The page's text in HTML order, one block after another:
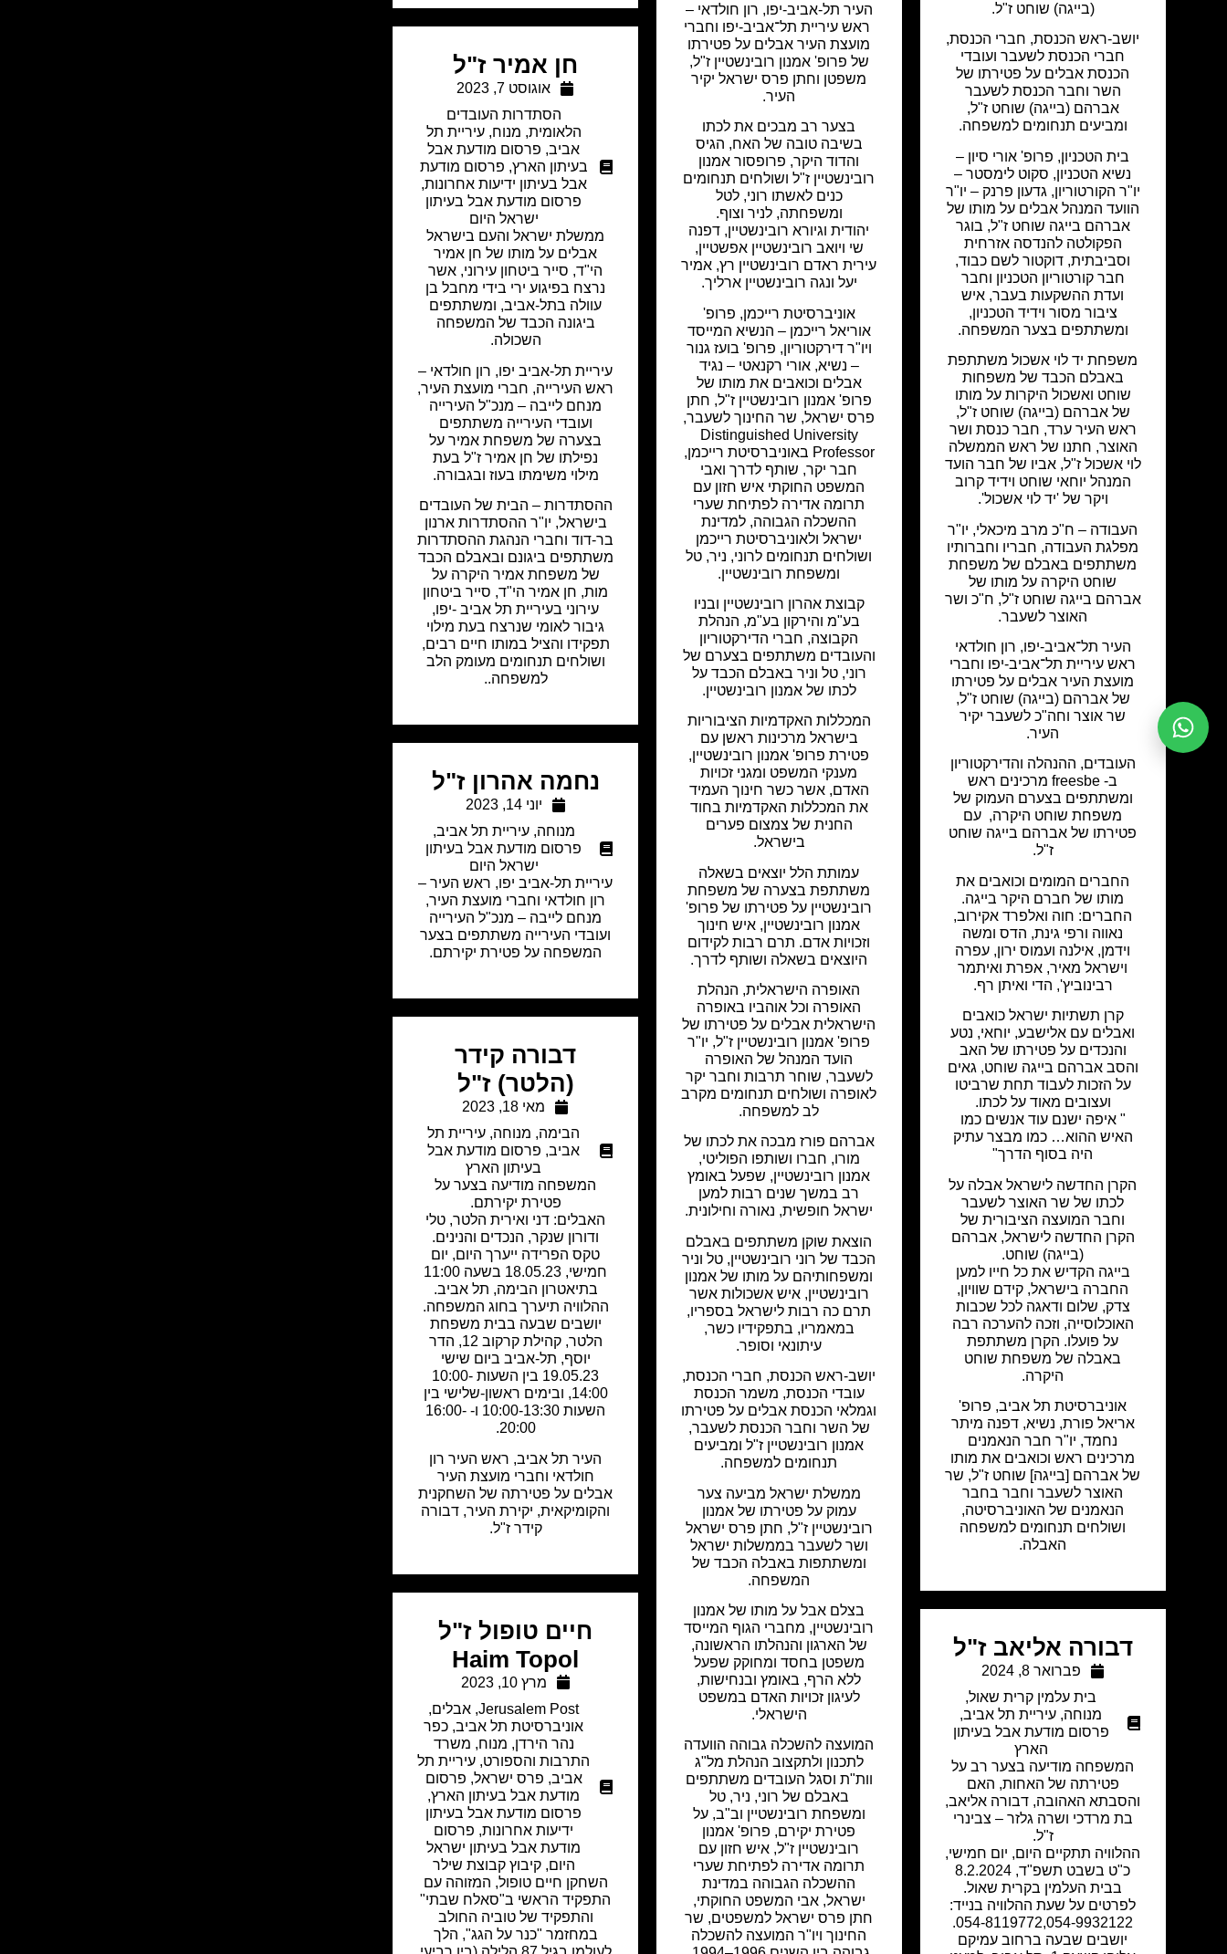
(בייגה) שוחט ז"ל.
יושב-ראש הכנסת, חברי הכנסת,
חברי הכנסת לשעבר ועובדי
הכנסת אבלים על פטירתו של
השר וחבר הכנסת לשעבר
אברהם (בייגה) שוחט ז"ל,
ומביעים תנחומים למשפחה.
בית הטכניון, פרופ' אורי סיון –
נשיא הטכניון, סקוט לימסטר –
יו"ר הקורטוריון, גדעון פרנק – יו"ר
הוועד המנהל אבלים על מותו של
אברהם בייגה שוחט ז"ל, בוגר
הפקולטה להנדסה אזרחית
וסביבתית, דוקטור לשם כבוד,
חבר קורטוריון הטכניון וחבר
ועדת ההשקעות בעבר, איש
ציבור מסור וידיד הטכניון,
ומשתתפים בצער המשפחה.
משפחת יד לוי אשכול משתתפת
באבלם הכבד של משפחות
שוחט ואשכול היקרות על מותו
של אברהם (בייגה) שוחט ז"ל,
ראש העיר ערד, חבר כנסת ושר
האוצר, חתנו של ראש הממשלה
לוי אשכול ז"ל, אביו של חבר הועד
המנהל יוחאי שוחט וידיד קרוב
ויקר של 'יד לוי אשכול'.
העבודה – ח"כ מרב מיכאלי, יו"ר
מפלגת העבודה, חבריו וחברותיו
משתתפים באבלם של משפחת
שוחט היקרה על מותו של
אברהם בייגה שוחט ז"ל, ח"כ ושר
האוצר לשעבר.
העיר תל־אביב-יפו, רון חולדאי
ראש עיריית תל־אביב-יפו וחברי
מועצת העיר אבלים על פטירתו
של אברהם (בייגה) שוחט ז"ל,
שר אוצר וחה"כ לשעבר יקיר
העיר.
העובדים, ההנהלה והדירקטוריון
ב- freesbe מרכינים ראש
ומשתתפים בצערם העמוק של
משפחת שוחט היקרה, עם
פטירתו של אברהם בייגה שוחט
ז"ל.
החברים המומים וכואבים את
מותו של חברם היקר בייגה.
החברים: חוה ואלפרד אקירוב,
נאווה ורפי גינת, הדס ומשה
וידמן, אילנה ועמוס ירון, עפרה
וישראל מאיר, אפרת ואיתמר
רבינוביץ', הדי ואיתן רף.
קרן תשתיות ישראל כואבים
ואבלים עם אלישבע, יוחאי, נטע
והנכדים על פטירתו של האב
והסב אברהם בייגה שוחט, גאים
על הזכות לעבוד תחת שרביטו
ועצובים מאוד על לכתו.
" איפה ישנם עוד אנשים כמו
האיש ההוא… כמו מבצר עתיק
היה בסוף הדרך"
הקרן החדשה לישראל אבלה על
לכתו של שר האוצר לשעבר
וחבר המועצה הציבורית של
הקרן החדשה לישראל, אברהם
(בייגה) שוחט.
בייגה הקדיש את כל חייו למען
החברה בישראל, קידם שוויון,
צדק, שלום ודאגה לכל שכבות
האוכלוסייה, וזכה להערכה רבה
על פועלו. הקרן משתתפת
באבלה של משפחת שוחט
היקרה.
אוניברסיטת תל אביב, פרופ'
אריאל פורת, נשיא, דפנה מיתר
נחמד, יו"ר חבר הנאמנים
מרכינים ראש וכואבים את מותו
של אברהם [בייגה] שוחט ז"ל, שר
האוצר לשעבר וחבר בחבר
הנאמנים של האוניברסיטה,
ושולחים תנחומים למשפחה
האבלה.
דבורה אליאב ז"ל
פברואר 8, 2024
בית עלמין קרית שאול,
מנוחה, עיריית תל אביב,
פרסום מודעת אבל בעיתון
הארץ
המשפחה מודיעה בצער רב על
פטירתה של האחות, האם
והסבתא האהובה, דבורה אליאב,
בת מרדכי ושרה גלזר – צבינרי
ז"ל.
ההלוויה תתקיים היום, יום חמישי,
כ"ט בשבט תשפ"ד, 8.2.2024
בבית העלמין בקרית שאול.
לפרטים על שעת ההלוויה בנייד:
054-8119772,054-9932122.
יושבים שבעה ברחוב עמיקם
העיר תל-אביב-יפו, רון חולדאי –
ראש עיריית תל־אביב-יפו וחברי
מועצת העיר אבלים על פטירתו
של פרופ' אמנון רובינשטיין ז"ל,
משפטן וחתן פרס ישראל יקיר
העיר.
בצער רב מבכים את לכתו
בשיבה טובה של האח, הגיס
והדוד היקר, פרופסור אמנון
רובינשטיין ז"ל ושולחים תנחומים
כנים לאשתו רוני, לטל
ומשפחתה, לניר וצוף.
יהודית וגיורא רובינשטיין, דפנה
שי ויואב רובינשטיין אפשטיין,
עירית ראדם רובינשטיין רץ, אמיר
יעל ונגה רובינשטיין ארליך.
אוניברסיטת רייכמן, פרופ'
אוריאל רייכמן – הנשיא המייסד
ויו"ר דירקטוריון, פרופ' בועז גנור
– נשיא, אורי רקנאטי – נגיד
אבלים וכואבים את מותו של
פרופ' אמנון רובינשטיין ז"ל, חתן
פרס ישראל, שר החינוך לשעבר,
Distinguished University
Professor באוניברסיטת רייכמן,
חבר יקר, שותף לדרך ואבי
המשפט החוקתי איש חזון עם
תרומה אדירה לפתיחת שערי
ההשכלה הגבוהה, למדינת
ישראל ולאוניברסיטת רייכמן
ושולחים תנחומים לרוני, ניר, טל
ומשפחת רובינשטיין.
קבוצת אהרון רובינשטיין ובניו
בע"מ והירקון בע"מ, הנהלת
הקבוצה, חברי הדירקטוריון
והעובדים משתתפים בצערם של
רוני, טל וניר באבלם הכבד על
לכתו של אמנון רובינשטיין.
המכללות האקדמיות הציבוריות
בישראל מרכינות ראשן עם
פטירת פרופ' אמנון רובינשטיין,
מענקי המשפט ומגני זכויות
האדם, אשר כשר חינוך העמיד
את המכללות האקדמיות בחוד
החנית של צמצום פערים
בישראל.
עמותת הלל יוצאים בשאלה
משתתפת בצערה של משפחת
רובינשטיין על פטירתו של פרופ'
אמנון רובינשטיין, איש חינוך
וזכויות אדם. תרם רבות לקידום
היוצאים בשאלה ושותף לדרך.
האופרה הישראלית, הנהלת
האופרה וכל אוהביו באופרה
הישראלית אבלים על פטירתו של
פרופ' אמנון רובינשטיין ז"ל, יו"ר
הועד המנהל של האופרה
לשעבר, שוחר תרבות וחבר יקר
לאופרה ושולחים תנחומים מקרב
לב למשפחה.
אברהם פורז מבכה את לכתו של
מורו, חברו ושותפו הפוליטי,
אמנון רובינשטיין, שפעל באומץ
רב במשך שנים רבות למען
ישראל חופשית, נאורה וחילונית.
הוצאת שוקן משתתפים באבלם
הכבד של רוני רובינשטיין, טל וניר
ומשפחותיהם על מותו של אמנון
רובינשטיין, איש אשכולות אשר
תרם כה רבות לישראל בספריו,
במאמריו, בתפקידיו כשר,
עיתונאי וסופר.
יושב-ראש הכנסת, חברי הכנסת,
עובדי הכנסת, משמר הכנסת
וגמלאי הכנסת אבלים על פטירתו
של השר וחבר הכנסת לשעבר,
אמנון רובינשטיין ז"ל ומביעים
תנחומים למשפחה.
ממשלת ישראל מביעה צער
עמוק על פטירתו של אמנון
רובינשטיין ז"ל, חתן פרס ישראל
ושר לשעבר בממשלות ישראל
ומשתתפות באבלה הכבד של
המשפחה.
בצלם אבל על מותו של אמנון
רובינשטיין, מחברי הגוף המייסד
של הארגון והנהלתו הראשונה,
משפטן בחסד ומחוקק שפעל
ללא הרף, באומץ ובנחישות,
לעיגון זכויות האדם במשפט
הישראלי.
המועצה להשכלה גבוהה הוועדה
לתכנון ולתקצוב הנהלת מל"ג
וות"ת וסגל העובדים משתתפים
באבלם של רוני, ניר, טל
ומשפחת רובינשטיין וב"ב, על
פטירת יקירם, פרופ' אמנון
רובינשטיין ז"ל, איש חזון עם
תרומה אדירה לפתיחת שערי
ההשכלה הגבוהה במדינת
ישראל, אבי המשפט החוקתי,
חתן פרס ישראל למשפטים, שר
החינוך ויו"ר המועצה להשכלה
חן אמיר ז"ל
אוגוסט 7, 2023
הסתדרות העובדים
הלאומית, מנוח,עיריית תל
אביב, פרסום מודעת אבל
בעיתון הארץ, פרסום מודעת
אבל בעיתון ידיעות אחרונות,
פרסום מודעת אבל בעיתון
ישראל היום
ממשלת ישראל והעם בישראל
אבלים על מותו של חן אמיר
הי"ד, סייר ביטחון עירוני, אשר
נרצח בפיגוע ירי בידי מחבל בן
עוולה בתל-אביב, ומשתתפים
ביגונה הכבד של המשפחה
השכולה.
עיריית תל-אביב יפו, רון חולדאי –
ראש העירייה, חברי מועצת העיר,
מנחם לייבה – מנכ"ל העירייה
ועובדי העירייה משתתפים
בצערה של משפחת אמיר על
נפילתו של חן אמיר ז"ל בעת
מילוי משימתו בעוז ובגבורה.
ההסתדרות – הבית של העובדים
בישראל, יו"ר ההסתדרות ארנון
בר-דוד וחברי הנהגת ההסתדרות
משתתפים ביגונם ובאבלם הכבד
של משפחת אמיר היקרה על
מות, חן אמיר הי"ד, סייר ביטחון
עירוני בעיריית תל אביב -יפו,
גיבור לאומי שנרצח בעת מילוי
תפקידו והציל במותו חיים רבים,
ושולחים תנחומים מעומק הלב
למשפחה..
נחמה אהרון ז"ל
יוני 14, 2023
מנוחה,עיריית תל אביב,
פרסום מודעת אבל בעיתון
ישראל היום
עיריית תל-אביב יפו, ראש העיר –
רון חולדאי וחברי מועצת העיר,
מנחם לייבה – מנכ"ל העירייה
ועובדי העירייה משתתפים בצער
המשפחה על פטירת יקירתם.
דבורה קידר
(הלטר) ז"ל
מאי 18, 2023
הבימה, מנוחה, עיריית תל
אביב, פרסום מודעת אבל
בעיתון הארץ
המשפחה מודיעה בצער על
פטירת יקירתם.
האבלים: דני ואירית הלטר, טלי
ודורון שנקר, הנכדים והנינים.
טקס הפרידה ייערך היום, יום
חמישי, 18.05.23 בשעה 11:00
בתיאטרון הבימה, תל אביב.
ההלוויה תיערך בחוג המשפחה.
יושבים שבעה בבית משפחת
הלטר, קהילת קרקוב 12, הדר
יוסף, תל-אביב ביום שישי
19.05.23 בין השעות 10:00-
14:00, ובימים ראשון-שלישי בין
השעות 10:00-13:30 ו- 16:00-
20:00.
העיר תל אביב, ראש העיר רון
חולדאי וחברי מועצת העיר
אבלים על פטירתה של השחקנית
והקומיקאית, יקירת העיר, דבורה
קידר ז"ל.
חיים טופול ז"ל
Haim Topol
מרץ 10, 2023
Jerusalem Post
, אבלים,
אוניברסיטת תל אביב, כפר
נהר הירדן, מנוח, משרד
התרבות והספורט, עיריית תל
אביב, פרס ישראל, פרסום
מודעת אבל בעיתון הארץ,
פרסום מודעת אבל בעיתון
ידיעות אחרונות, פרסום
מודעת אבל בעיתון ישראל
היום,קיבוץ קבוצת שילר
השחקן חיים טופול, המזוהה עם
התפקיד הראשי ב"סאלח שבתי"
והתפקיד של טוביה החולב
במחזמר "כנר על הגג", הלך